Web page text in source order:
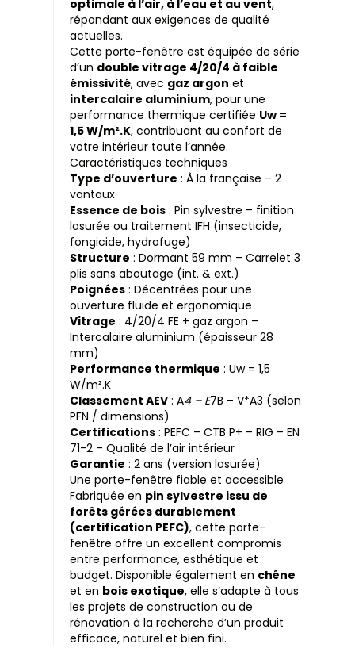
optimale à l’air, à l’eau et au vent,
répondant aux exigences de qualité
actuelles.
Cette porte-fenêtre est équipée de série
d’un double vitrage 4/20/4 à faible
émissivité, avec gaz argon et
intercalaire aluminium, pour une
performance thermique certifiée Uw =
1,5 W/m².K, contribuant au confort de
votre intérieur toute l’année.
Caractéristiques techniques
Type d’ouverture : À la française – 2
vantaux
Essence de bois : Pin sylvestre – finition
lasurée ou traitement IFH (insecticide,
fongicide, hydrofuge)
Structure : Dormant 59 mm – Carrelet 3
plis sans aboutage (int. & ext.)
Poignées : Décentrées pour une
ouverture fluide et ergonomique
Vitrage : 4/20/4 FE + gaz argon –
Intercalaire aluminium (épaisseur 28
mm)
Performance thermique : Uw = 1,5
W/m².K
Classement AEV : A4 – E7B – V*A3 (selon
PFN / dimensions)
Certifications : PEFC – CTB P+ – RIG – EN
71-2 – Qualité de l’air intérieur
Garantie : 2 ans (version lasurée)
Une porte-fenêtre fiable et accessible
Fabriquée en pin sylvestre issu de
forêts gérées durablement
(certification PEFC), cette porte-
fenêtre offre un excellent compromis
entre performance, esthétique et
budget. Disponible également en chêne
et en bois exotique, elle s’adapte à tous
les projets de construction ou de
rénovation à la recherche d’un produit
efficace, naturel et bien fini.